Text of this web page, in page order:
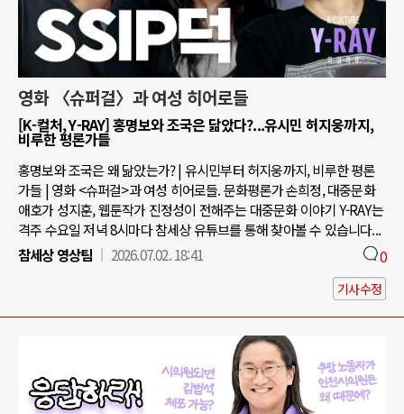
영화 〈슈퍼걸〉과 여성 히어로들
[K-컬처, Y-RAY] 홍명보와 조국은 닮았다?...유시민 허지웅까지,
비루한 평론가들
홍명보와 조국은 왜 닮았는가? | 유시민부터 허지웅까지, 비루한 평론
가들 | 영화 <슈퍼걸>과 여성 히어로들. 문화평론가 손희정, 대중문화
애호가 성지훈, 웹툰작가 진정성이 전해주는 대중문화 이야기 Y-RAY는
격주 수요일 저녁 8시마다 참세상 유튜브를 통해 찾아볼 수 있습니다...
참세상 영상팀
2026.07.02. 18:41 0
기사수정